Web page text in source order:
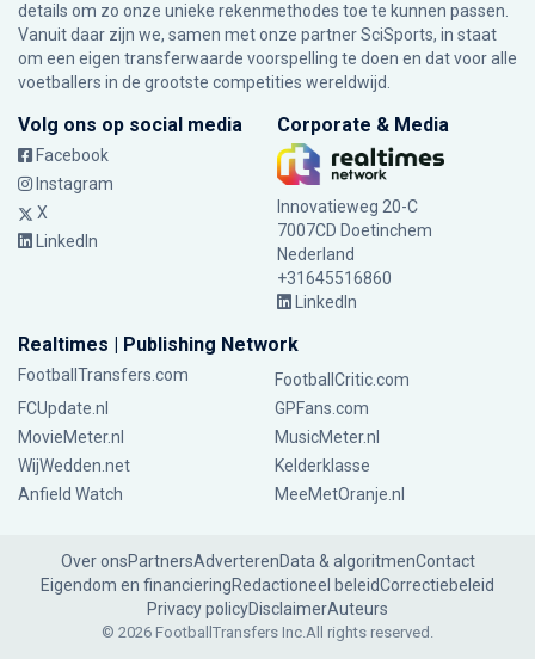
details om zo onze unieke rekenmethodes toe te kunnen passen.
Vanuit daar zijn we, samen met onze partner SciSports, in staat
om een eigen transferwaarde voorspelling te doen en dat voor alle
voetballers in de grootste competities wereldwijd.
Volg ons op social media
Facebook
Instagram
X
LinkedIn
Corporate & Media
Innovatieweg 20-C
7007CD Doetinchem
Nederland
+31645516860
LinkedIn
Realtimes | Publishing Network
FootballTransfers.com
FootballCritic.com
FCUpdate.nl
GPFans.com
MovieMeter.nl
MusicMeter.nl
WijWedden.net
Kelderklasse
Anfield Watch
MeeMetOranje.nl
Over onsPartnersAdverterenData & algoritmenContact
Eigendom en financieringRedactioneel beleidCorrectiebeleid
Privacy policyDisclaimerAuteurs
© 2026 FootballTransfers Inc.All rights reserved.